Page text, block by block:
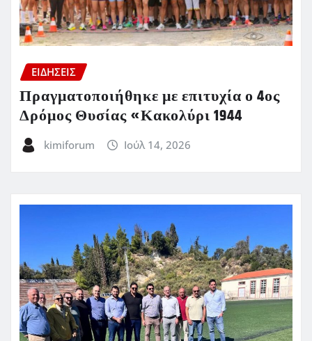
ΕΙΔΗΣΕΙΣ
Πραγματοποιήθηκε με επιτυχία ο 4ος
Δρόμος Θυσίας «Κακολύρι 1944
kimiforum Ιούλ 14, 2026